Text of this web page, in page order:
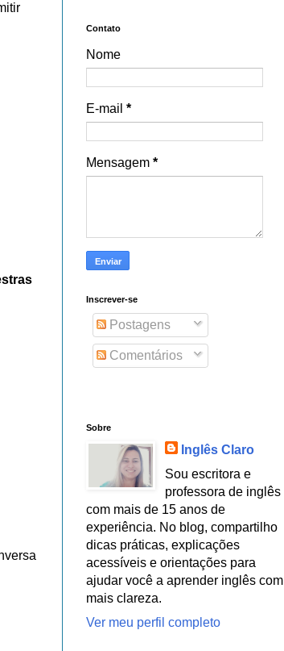
Contato
Nome
E-mail *
Mensagem *
Inscrever-se
Postagens
Comentários
Sobre
Inglês Claro
Sou escritora e
professora de inglês
com mais de 15 anos de
experiência. No blog, compartilho
dicas práticas, explicações
acessíveis e orientações para
ajudar você a aprender inglês com
mais clareza.
Ver meu perfil completo